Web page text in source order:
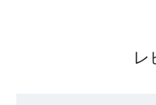
レ